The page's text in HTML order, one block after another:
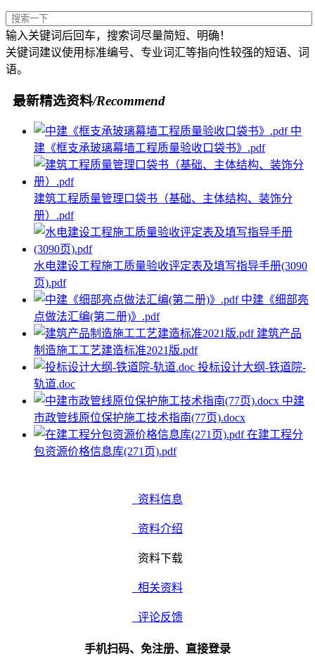
输入关键词后回车，搜索词尽量简短、明确！
关键词建议使用标准编号、专业词汇等指向性较强的短语、词
语。
最新精选资料/Recommend
中
建《框支承玻璃幕墙工程质量验收口袋书》.pdf
建筑工程质量管理口袋书（基础、主体结构、装饰分
册）.pdf
水电建设工程施工质量验收评定表及填写指导手册(3090
页).pdf
中建《细部亮
点做法汇编(第二册)》.pdf
建筑产品
制造施工工艺建造标准2021版.pdf
投标设计大纲-铁道院-
轨道.doc
中建
市政管线原位保护施工技术指南(77页).docx
在建工程分
包资源价格信息库(271页).pdf
资料信息
资料介绍
资料下载
相关资料
评论反馈
手机扫码、免注册、直接登录